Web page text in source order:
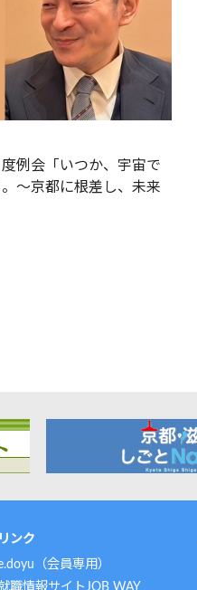
度例会「いつか、宇宙で
～京都に根差し、未来
リンク
（会員専用）
職情報サイトJOB WAY